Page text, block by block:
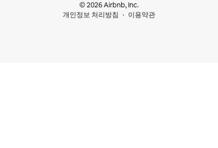
© 2026 Airbnb, Inc.
개인정보 처리방침
이용약관